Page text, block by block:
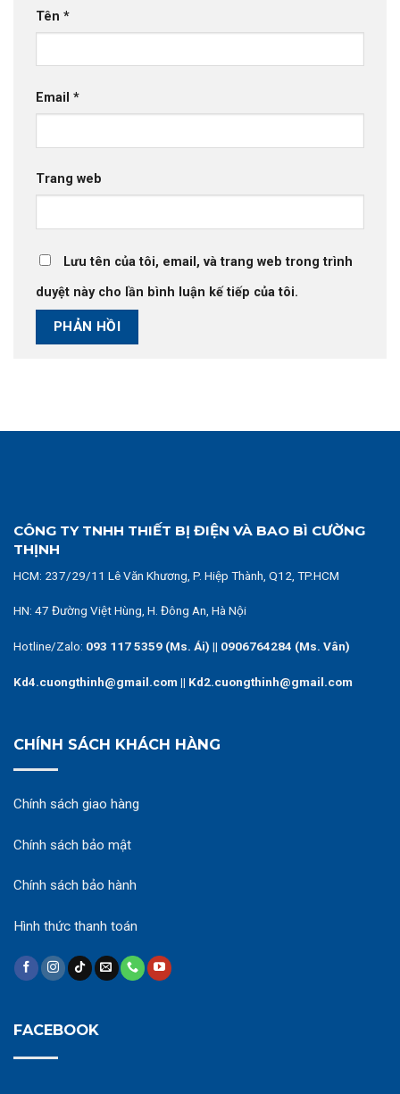
Tên *
Email *
Trang web
Lưu tên của tôi, email, và trang web trong trình
duyệt này cho lần bình luận kế tiếp của tôi.
CÔNG TY TNHH THIẾT BỊ ĐIỆN VÀ BAO BÌ CƯỜNG
THỊNH
HCM: 237/29/11 Lê Văn Khương, P. Hiệp Thành, Q12, TP.HCM
HN: 47 Đường Việt Hùng, H. Đông An, Hà Nội
Hotline/Zalo: 093 117 5359 (Ms. Ái) || 0906764284 (Ms. Vân)
Kd4.cuongthinh@gmail.com || Kd2.cuongthinh@gmail.com
CHÍNH SÁCH KHÁCH HÀNG
Chính sách giao hàng
Chính sách bảo mật
Chính sách bảo hành
Hình thức thanh toán
FACEBOOK